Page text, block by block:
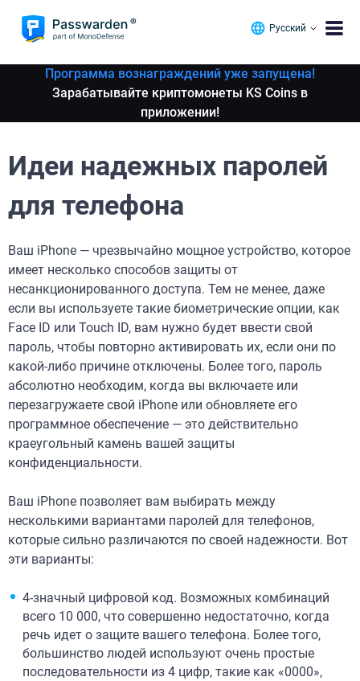
Русский
Программа вознаграждений уже запущена!
Зарабатывайте криптомонеты KS Coins в
приложении!
Идеи надежных паролей
для телефона
Ваш iPhone — чрезвычайно мощное устройство, которое
имеет несколько способов защиты от
несанкционированного доступа. Тем не менее, даже
если вы используете такие биометрические опции, как
Face ID или Touch ID, вам нужно будет ввести свой
пароль, чтобы повторно активировать их, если они по
какой-либо причине отключены. Более того, пароль
абсолютно необходим, когда вы включаете или
перезагружаете свой iPhone или обновляете его
программное обеспечение — это действительно
краеугольный камень вашей защиты
конфиденциальности.
Ваш iPhone позволяет вам выбирать между
несколькими вариантами паролей для телефонов,
которые сильно различаются по своей надежности. Вот
эти варианты:
4-значный цифровой код. Возможных комбинаций
всего 10 000, что совершенно недостаточно, когда
речь идет о защите вашего телефона. Более того,
большинство людей используют очень простые
последовательности из 4 цифр, такие как «0000»,